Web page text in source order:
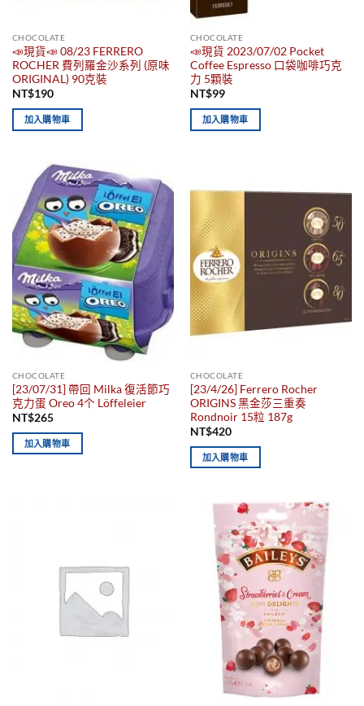
CHOCOLATE
📣現貨📣 08/23 FERRERO
ROCHER 費列羅金沙系列 (原味
ORIGINAL) 90克裝
NT$190
加入購物車
CHOCOLATE
📣現貨 2023/07/02 Pocket
Coffee Espresso 口袋咖啡巧克
力 5顆裝
NT$99
加入購物車
CHOCOLATE
[23/07/31] 帶回 Milka 復活節巧
克力蛋 Oreo 4个 Löffeleier
NT$265
加入購物車
CHOCOLATE
[23/4/26] Ferrero Rocher
ORIGINS 黑金莎三重奏
Rondnoir 15粒 187g
NT$420
加入購物車